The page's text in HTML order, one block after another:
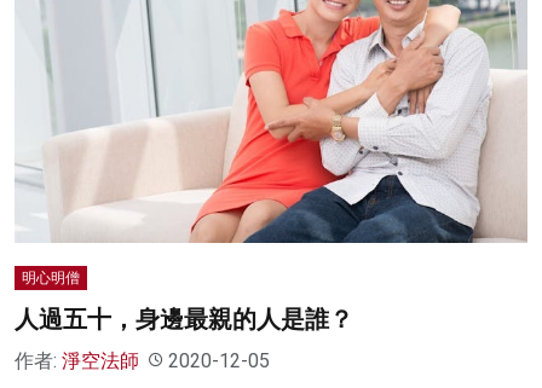
明心明僧
人過五十，身邊最親的人是誰？
作者: 淨空法師 2020-12-05